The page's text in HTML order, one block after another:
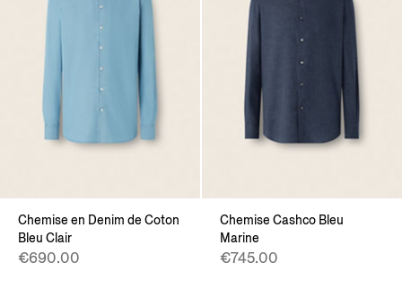
Chemise en Denim de Coton
Bleu Clair
€690.00
Chemise Cashco Bleu
Marine
€745.00